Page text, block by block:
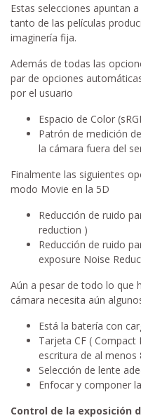
Estas selecciones apuntan
tanto de las películas
imaginería fija.
Además de todas las
par de opciones
por el usuario
Espacio de Color
Patrón de medición
la cámara fuera del
Finalmente las siguientes
modo Movie en la 5D
Reducción de ruido
reduction )
Reducción de ruido
exposure Noise
Aún a pesar de todo lo que
cámara necesita aún
Está la batería con
Tarjeta CF ( Compact
escritura de al menos
Selección de lente
Enfocar y componer
Control de la exposición